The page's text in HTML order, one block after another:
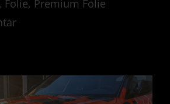
Folie, Premium Folie